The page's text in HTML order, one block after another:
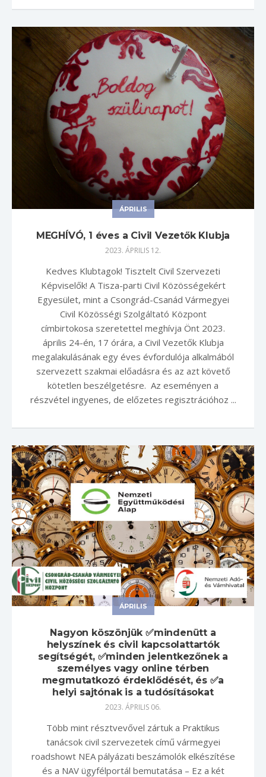
ÁPRILIS
MEGHÍVÓ, 1 éves a Civil Vezetők Klubja
2023. ÁPRILIS 12.
Kedves Klubtagok! Tisztelt Civil Szervezeti
Képviselők! A Tisza-parti Civil Közösségekért
Egyesület, mint a Csongrád-Csanád Vármegyei
Civil Közösségi Szolgáltató Központ
címbirtokosa szeretettel meghívja Önt 2023.
április 24-én, 17 órára, a Civil Vezetők Klubja
megalakulásának egy éves évfordulója alkalmából
szervezett szakmai előadásra és az azt követő
kötetlen beszélgetésre. Az eseményen a
részvétel ingyenes, de előzetes regisztrációhoz ...
ÁPRILIS
Nagyon köszönjük ✅mindenütt a
helyszínek és civil kapcsolattartók
segítségét, ✅minden jelentkezőnek a
személyes vagy online térben
megmutatkozó érdeklődését, és ✅a
helyi sajtónak is a tudósításokat
2023. ÁPRILIS 06.
Több mint résztvevővel zártuk a Praktikus
tanácsok civil szervezetek című vármegyei
roadshowt NEA pályázati beszámolók elkészítése
és a NAV ügyfélportál bemutatása – Ez a két